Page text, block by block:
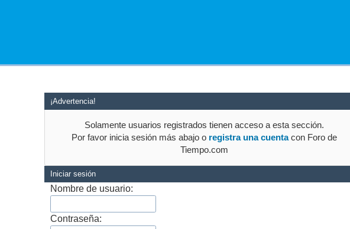
¡Advertencia!
Solamente usuarios registrados tienen acceso a esta sección.
Por favor inicia sesión más abajo o registra una cuentacon Foro de
Tiempo.com
Iniciar sesión
Nombre de usuario:
Contraseña: